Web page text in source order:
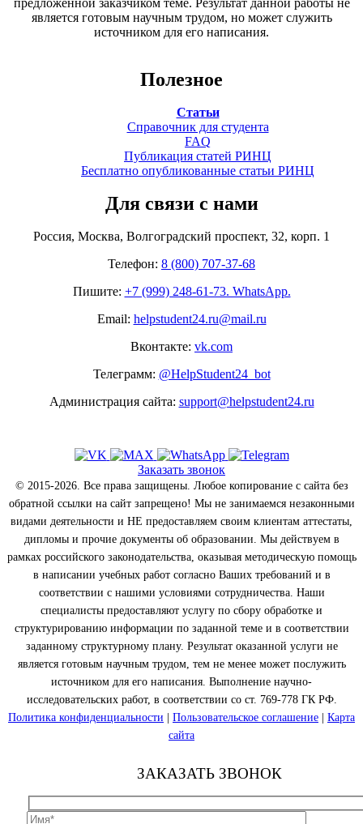
является готовым научным трудом, но может служить
источником для его написания.
Полезное
Статьи
Справочник для студента
FAQ
Публикация статей РИНЦ
Бесплатно опубликованные статьи РИНЦ
Для связи с нами
Россия, Москва, Волгоградский проспект, 32, корп. 1
Телефон: 8 (800) 707-37-68
Пишите: +7 (999) 248-61-73. WhatsApp.
Email: helpstudent24.ru@mail.ru
Вконтакте: vk.com
Телеграмм: @HelpStudent24_bot
Администрация сайта: support@helpstudent24.ru
Заказать звонок
© 2015-2026. Все права защищены. Любое копирование с сайта без
обратной ссылки на сайт запрещено! Мы не занимаемся незаконными
видами деятельности и НЕ предоставляем своим клиентам аттестаты,
дипломы и прочие документы об образовании. Мы действуем в
рамках российского законодательства, оказывая методическую помощь
в написании учебных работ согласно Ваших требований и в
соответствии с нашими условиями сотрудничества. Наши
специалисты предоставляют услугу по сбору обработке и
структурированию информации по заданной теме и в соответствии
заданному структурному плану. Результат оказанной услуги не
является готовым научным трудом, тем не менее может послужить
источником для его написания. Выполнение научно-
исследовательских работ, в соответствии со ст. 769-778 ГК РФ.
Политика конфиденциальности
Пользовательское соглашение
Карта
сайта
ЗАКАЗАТЬ ЗВОНОК